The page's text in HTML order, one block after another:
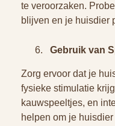
te veroorzaken.
blijven en je huisdier
Gebruik van
Zorg ervoor dat je
fysieke stimulatie
kauwspeeltjes, en
helpen om je